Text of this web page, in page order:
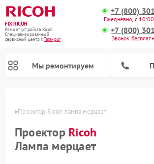
FIX-RICOH
Ремонт устройств Ricoh
Специализированный
cервисный центр г.Таганрог
+7 (800)
Ежедневно, с
+7 (800)
Звонок
Мы ремонтируем
Проектор Ricoh лампа мерцает
Проектор Ricoh
Лампа мерцает